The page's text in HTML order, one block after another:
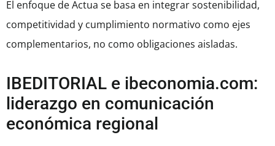
El enfoque de Actua se basa en integrar sostenibilidad,
competitividad y cumplimiento normativo como ejes
complementarios, no como obligaciones aisladas.
IBEDITORIAL e ibeconomia.com:
liderazgo en comunicación
económica regional